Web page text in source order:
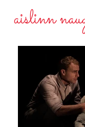
aislinn